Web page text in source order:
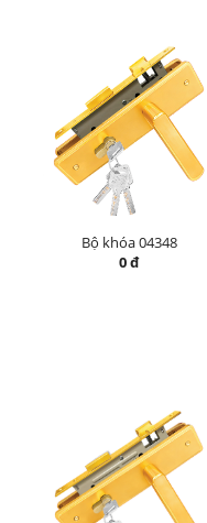
Bộ khóa 04348
0 đ